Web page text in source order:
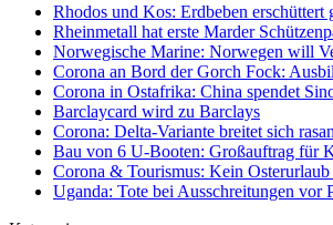
Rhodos und Kos: Erdbeben erschüttert
Rheinmetall hat erste Marder
Norwegische Marine: Norwegen will
Corona an Bord der Gorch Fock:
Corona in Ostafrika: China spendet
Barclaycard wird zu Barclays
Corona: Delta-Variante breitet sich
Bau von 6 U-Booten: Großauftrag für
Corona & Tourismus: Kein Osterurlaub
Uganda: Tote bei Ausschreitungen vor